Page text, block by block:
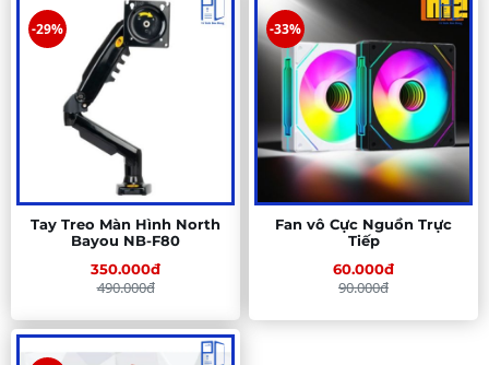
Tay Treo Màn Hình North
Bayou NB-F80
350.000đ
490.000đ
-29%
Fan vô Cực Nguồn Trực
Tiếp
60.000đ
90.000đ
-33%